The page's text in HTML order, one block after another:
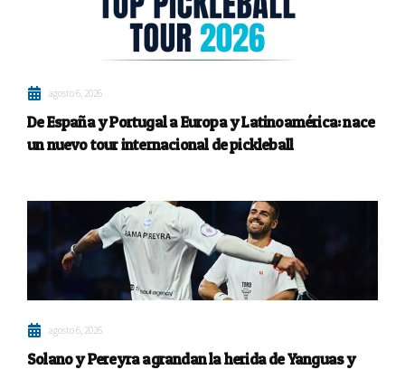
agosto 6, 2026
De España y Portugal a Europa y Latinoamérica: nace
un nuevo tour internacional de pickleball
agosto 6, 2026
Solano y Pereyra agrandan la herida de Yanguas y